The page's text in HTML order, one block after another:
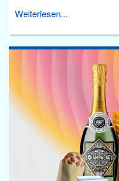
Weiterlesen...